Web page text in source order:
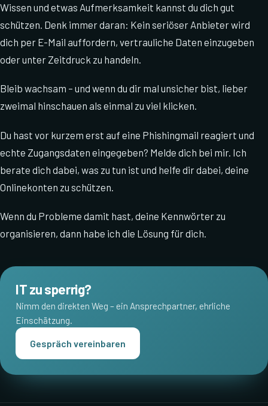
Wissen und etwas Aufmerksamkeit kannst du dich gut
schützen. Denk immer daran: Kein seriöser Anbieter wird
dich per E-Mail auffordern, vertrauliche Daten einzugeben
oder unter Zeitdruck zu handeln.
Bleib wachsam – und wenn du dir mal unsicher bist, lieber
zweimal hinschauen als einmal zu viel klicken.
Du hast vor kurzem erst auf eine Phishingmail reagiert und
echte Zugangsdaten eingegeben? Melde dich bei mir. Ich
berate dich dabei, was zu tun ist und helfe dir dabei, deine
Onlinekonten zu schützen.
Wenn du Probleme damit hast, deine Kennwörter zu
organisieren, dann habe ich die Lösung für dich.
IT zu sperrig?
Nimm den direkten Weg – ein Ansprechpartner, ehrliche
Einschätzung.
Gespräch vereinbaren